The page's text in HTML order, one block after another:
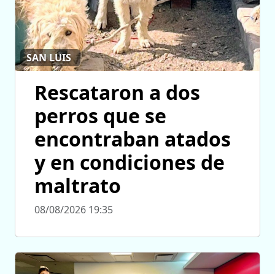
SAN LUIS
Rescataron a dos
perros que se
encontraban atados
y en condiciones de
maltrato
08/08/2026 19:35